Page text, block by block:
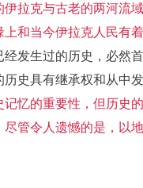
拉克与古老的两河流域
和当今伊拉克人民有
发生过的历史，必然
史具有继承权和从中
忆的重要性，但历史
管令人遗憾的是，以